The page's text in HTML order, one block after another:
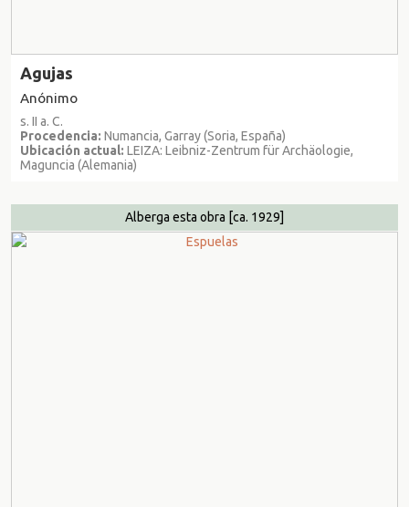
Agujas
Anónimo
s. II a. C.
Procedencia: Numancia, Garray (Soria, España)
Ubicación actual: LEIZA: Leibniz-Zentrum für Archäologie,
Maguncia (Alemania)
Alberga esta obra [ca. 1929]